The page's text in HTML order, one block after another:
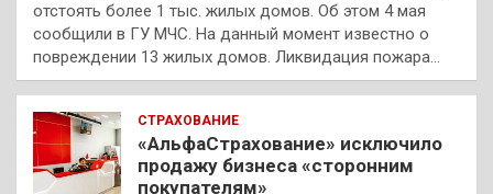
отстоять более 1 тыс. жилых домов. Об этом 4 мая
сообщили в ГУ МЧС. На данный момент известно о
повреждении 13 жилых домов. Ликвидация пожара…
СТРАХОВАНИЕ
«АльфаСтрахование» исключило
продажу бизнеса «сторонним
покупателям»